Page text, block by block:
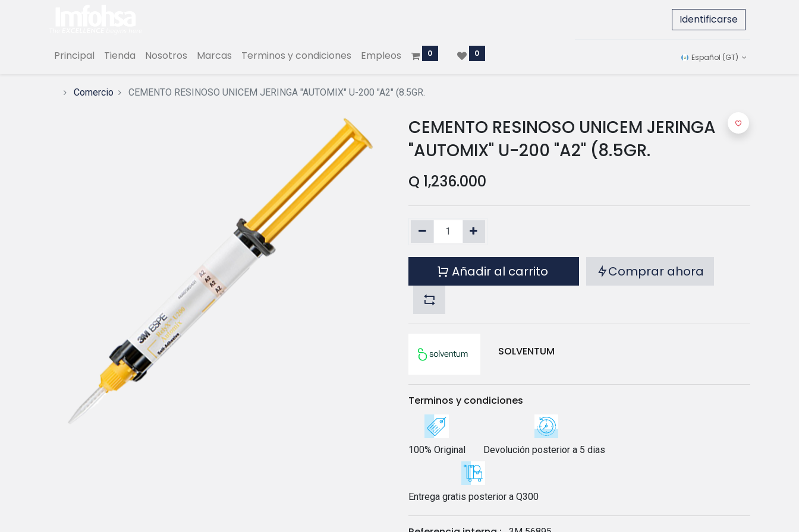
Identificarse
Principal Tienda Nosotros Marcas Terminos y condiciones Empleos 0 0 Español (GT)
Comercio CEMENTO RESINOSO UNICEM JERINGA "AUTOMIX" U-200 "A2" (8.5GR.
CEMENTO RESINOSO UNICEM JERINGA
"AUTOMIX" U-200 "A2" (8.5GR.
Q 1,236.000
Añadir al carrito Comprar ahora
SOLVENTUM
Terminos y condiciones
100% Original Devolución posterior a 5 dias
Entrega gratis posterior a Q300